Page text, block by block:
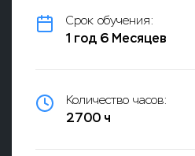
Срок обучения:
1 год 6 Месяцев
Количество часов:
2700 ч